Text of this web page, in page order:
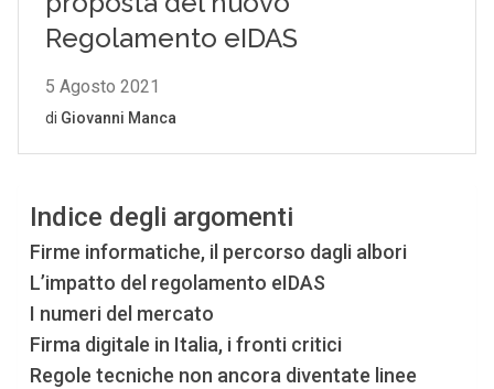
Indice degli argomenti
Firme informatiche, il percorso dagli albori
L’impatto del regolamento eIDAS
I numeri del mercato
Firma digitale in Italia, i fronti critici
Regole tecniche non ancora diventate linee